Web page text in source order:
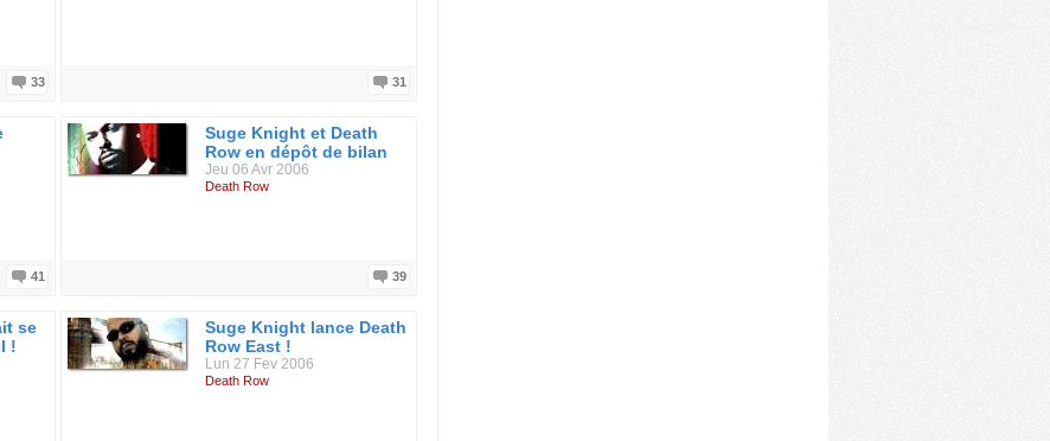
33 31
41
Suge Knight et Death
Row en dépôt de bilan
Jeu 06 Avr 2006
Death Row
39
se
!
Suge Knight lance Death
Row East !
Lun 27 Fev 2006
Death Row